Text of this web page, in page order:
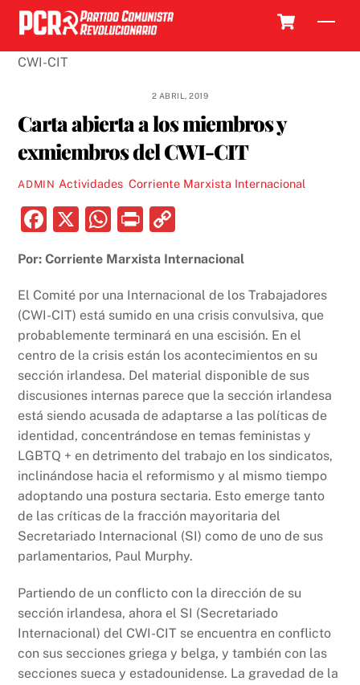
Skip
content
2 ABRIL, 2019
Carta abierta a los miembros y
exmiembros del CWI-CIT
ADMIN Actividades, Corriente Marxista Internacional
F
c
e
b
o
o
k
X
W
at
s
A
p
p
P
nt p
y
Li
n
k
Por: Corriente Marxista Internacional
El Comité por una Internacional de los Trabajadores
(CWI-CIT) está sumido en una crisis convulsiva, que
probablemente terminará en una escisión. En el
centro de la crisis están los acontecimientos en su
sección irlandesa. Del material disponible de sus
discusiones internas parece que la sección irlandesa
está siendo acusada de adaptarse a las políticas de
identidad, concentrándose en temas feministas y
LGBTQ + en detrimento del trabajo en los sindicatos,
inclinándose hacia el reformismo y al mismo tiempo
adoptando una postura sectaria. Esto emerge tanto
de las críticas de la fracción mayoritaria del
Secretariado Internacional (SI) como de uno de sus
parlamentarios, Paul Murphy.
Partiendo de un conflicto con la dirección de su
sección irlandesa, ahora el SI (Secretariado
Internacional) del CWI-CIT se encuentra en conflicto
con sus secciones griega y belga, y también con las
secciones sueca y estadounidense. La gravedad de la